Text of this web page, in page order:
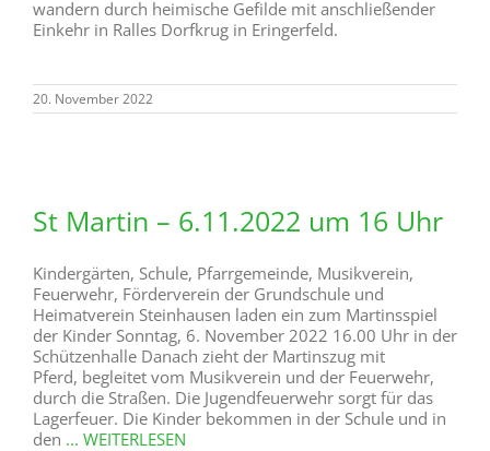
wandern durch heimische Gefilde mit anschließender
Einkehr in Ralles Dorfkrug in Eringerfeld.
20. November 2022
St Martin – 6.11.2022 um 16 Uhr
Kindergärten, Schule, Pfarrgemeinde, Musikverein,
Feuerwehr, Förderverein der Grundschule und
Heimatverein Steinhausen laden ein zum Martinsspiel
der Kinder Sonntag, 6. November 2022 16.00 Uhr in der
Schützenhalle Danach zieht der Martinszug mit
Pferd, begleitet vom Musikverein und der Feuerwehr,
durch die Straßen. Die Jugendfeuerwehr sorgt für das
Lagerfeuer. Die Kinder bekommen in der Schule und in
den ... WEITERLESEN